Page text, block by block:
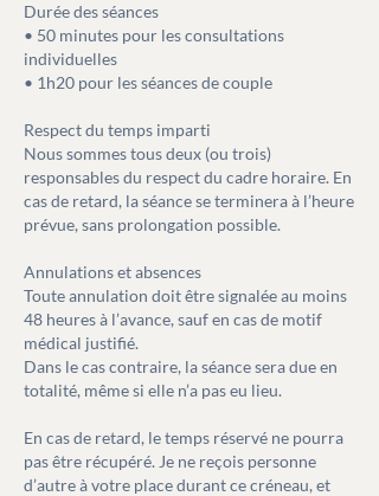
Durée des séances
• 50 minutes pour les consultations
individuelles
• 1h20 pour les séances de couple
Respect du temps imparti
Nous sommes tous deux (ou trois)
responsables du respect du cadre horaire. En
cas de retard, la séance se terminera à l’heure
prévue, sans prolongation possible.
Annulations et absences
Toute annulation doit être signalée au moins
48 heures à l’avance, sauf en cas de motif
médical justifié.
Dans le cas contraire, la séance sera due en
totalité, même si elle n’a pas eu lieu.
En cas de retard, le temps réservé ne pourra
pas être récupéré. Je ne reçois personne
d’autre à votre place durant ce créneau, et